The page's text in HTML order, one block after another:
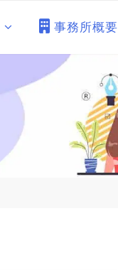
事務所概要